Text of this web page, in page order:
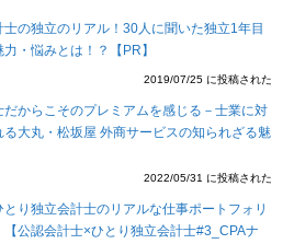
士の独立のリアル！30人に聞いた独立1年目
・悩みとは！？【PR】
2019/07/25 に投稿された
だからこそのプレミアムを感じる－士業に対
る大丸・松坂屋 外商サービスの知られざる魅
2022/05/31 に投稿された
とり独立会計士のリアルな仕事ポートフォリ
【公認会計士×ひとり独立会計士#3_CPAナ